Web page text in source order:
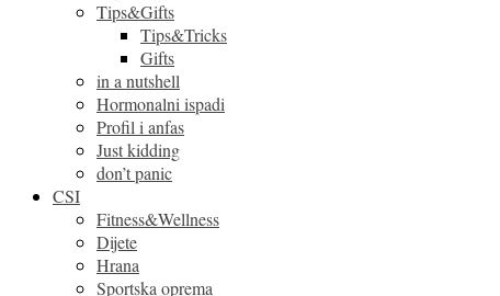
Tips&Gifts
Tips&Tricks
Gifts
in a nutshell
Hormonalni ispadi
Profil i anfas
Just kidding
don’t panic
CSI
Fitness&Wellness
Dijete
Hrana
Sportska oprema